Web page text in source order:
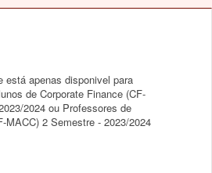
está apenas disponivel para
de Corporate Finance (CF-
2024 ou Professores de
MACC) 2 Semestre - 2023/2024